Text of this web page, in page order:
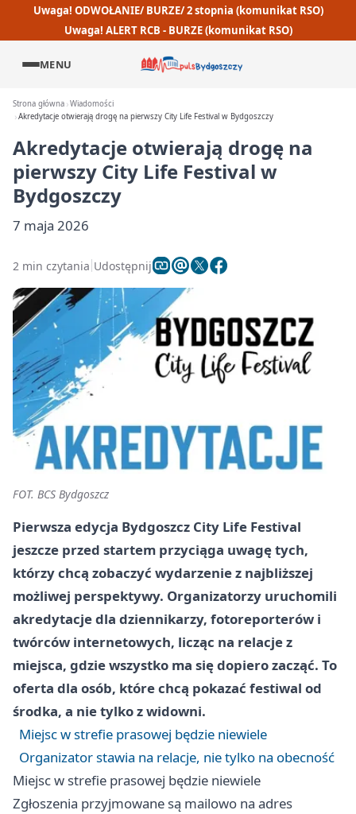
Uwaga! ODWOŁANIE/ BURZE/ 2 stopnia (komunikat RSO)
Uwaga! ALERT RCB - BURZE (komunikat RSO)
MENU
Strona główna Wiadomości
Akredytacje otwierają drogę na pierwszy City Life Festival w Bydgoszczy
Akredytacje otwierają drogę na
pierwszy City Life Festival w
Bydgoszczy
7 maja 2026
2 min czytania Udostępnij
FOT. BCS Bydgoszcz
Pierwsza edycja Bydgoszcz City Life Festival
jeszcze przed startem przyciąga uwagę tych,
którzy chcą zobaczyć wydarzenie z najbliższej
możliwej perspektywy. Organizatorzy uruchomili
akredytacje dla dziennikarzy, fotoreporterów i
twórców internetowych, licząc na relacje z
miejsca, gdzie wszystko ma się dopiero zacząć. To
oferta dla osób, które chcą pokazać festiwal od
środka, a nie tylko z widowni.
Miejsc w strefie prasowej będzie niewiele
Organizator stawia na relacje, nie tylko na obecność
Miejsc w strefie prasowej będzie niewiele
Zgłoszenia przyjmowane są mailowo na adres